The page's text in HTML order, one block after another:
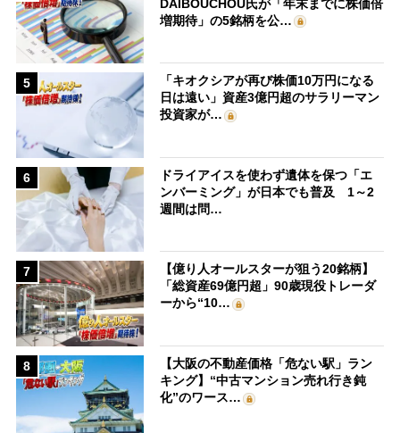
DAIBOUCHOU氏が「年末までに株価倍
増期待」の5銘柄を公…
5
「キオクシアが再び株価10万円になる
日は遠い」資産3億円超のサラリーマン
投資家が…
6
ドライアイスを使わず遺体を保つ「エ
ンバーミング」が日本でも普及 1～2
週間は問…
7
【億り人オールスターが狙う20銘柄】
「総資産69億円超」90歳現役トレーダ
ーから“10…
8
【大阪の不動産価格「危ない駅」ラン
キング】“中古マンション売れ行き鈍
化”のワース…